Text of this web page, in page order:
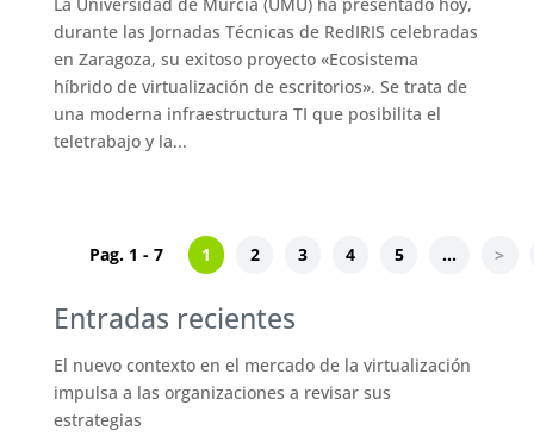
La Universidad de Murcia (UMU) ha presentado hoy,
durante las Jornadas Técnicas de RedIRIS celebradas
en Zaragoza, su exitoso proyecto «Ecosistema
híbrido de virtualización de escritorios». Se trata de
una moderna infraestructura TI que posibilita el
teletrabajo y la...
Pag. 1 - 7 1 2 3 4 5 ... >
Entradas recientes
El nuevo contexto en el mercado de la virtualización
impulsa a las organizaciones a revisar sus
estrategias